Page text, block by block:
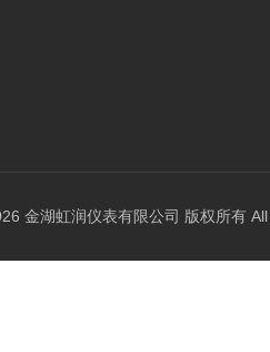
金湖虹润仪表有限公司 版权所有